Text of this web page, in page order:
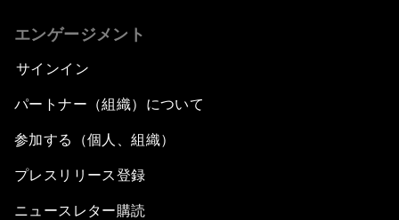
エンゲージメント
サインイン
パートナー（組織）について
参加する（個人、組織）
プレスリリース登録
ニュースレター購読